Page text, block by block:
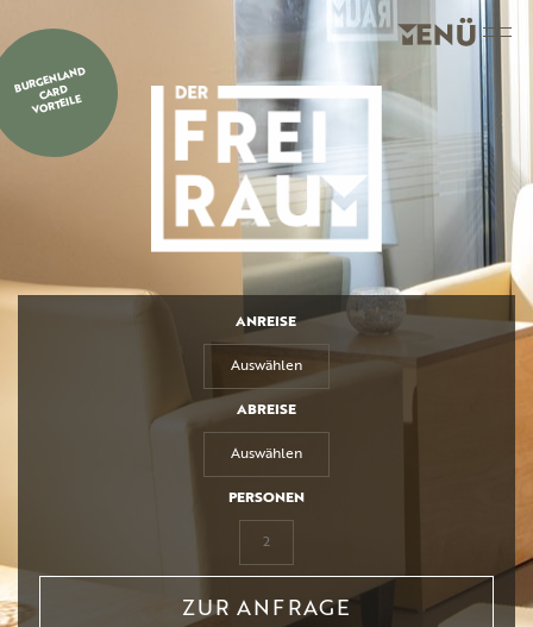
BURGENLAND
CARD
VORTEILE
ANREISE
Auswählen
ABREISE
Auswählen
PERSONEN
ZUR ANFRAGE